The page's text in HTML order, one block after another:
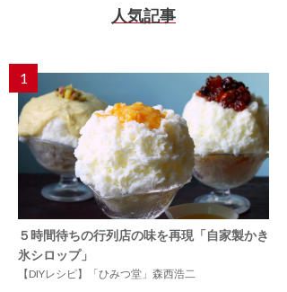
人気記事
1
５時間待ちの行列店の味を再現「自家製かき
氷シロップ」
【DIYレシピ】「ひみつ堂」森西浩二